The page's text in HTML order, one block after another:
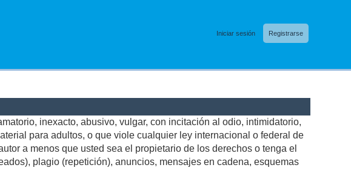
Iniciar sesión Registrarse
inexacto, abusivo, vulgar, con incitación al odio, intimidatorio,
para adultos, o que viole cualquier ley internacional o federal de
a menos que usted sea el propietario de los derechos o tenga el
plagio (repetición), anuncios, mensajes en cadena, esquemas